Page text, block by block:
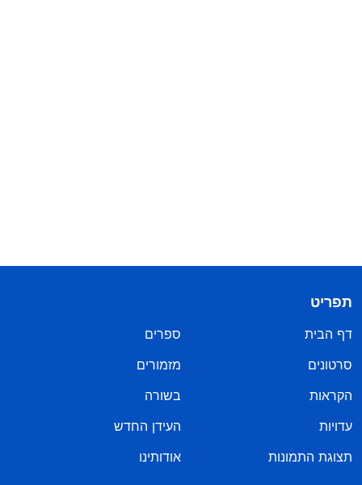
תפריט
דף הבית
ספרים
סרטונים
מזמורים
הקראות
בשורה
עדויות
העידן החדש
תצוגת התמונות
אודותינו